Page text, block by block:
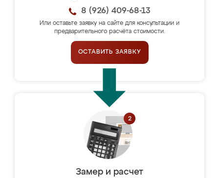
8 (926) 409-68-13
Или оставьте заявку на сайте для консультации и
предварительного расчёта стоимости.
ОСТАВИТЬ ЗАЯВКУ
Замер и расчет